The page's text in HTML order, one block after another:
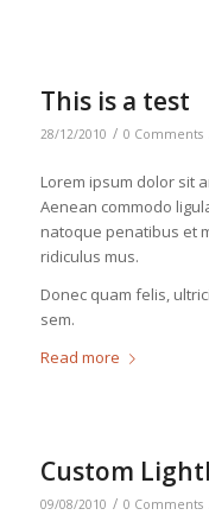
This is a test
28/12/2010 / 0 Comments
Lorem ipsum dolor sit
Aenean commodo
natoque penatibus et
ridiculus mus.
Donec quam felis,
sem.
Read more
Custom
09/08/2010 / 0 Comments